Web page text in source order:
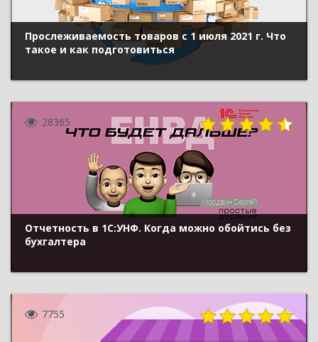
Прослеживаемость товаров с 1 июля 2021 г. Что
такое и как подготовиться
28365
Отчетность в 1С:УНФ. Когда можно обойтись без
бухгалтера
7755